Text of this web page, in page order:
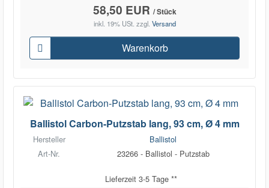
58,50 EUR / Stück
inkl. 19% USt. zzgl. Versand
Warenkorb
Ballistol Carbon-Putzstab lang, 93 cm, Ø 4 mm
Hersteller
Ballistol
Art-Nr.
23266 - Ballistol - Putzstab
Lieferzeit 3-5 Tage **